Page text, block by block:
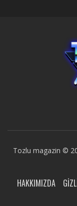
Tozlu magazin ©
HAKKIMIZDA